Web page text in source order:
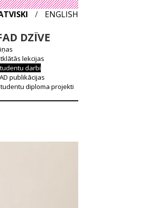
/ ENGLISH
DZĪVE
lekcijas
darbi
publikācijas
diploma projekti